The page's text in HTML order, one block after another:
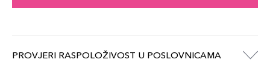
PROVJERI RASPOLOŽIVOST U POSLOVNICAMA